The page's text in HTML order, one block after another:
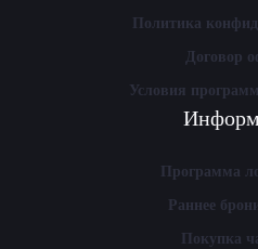
Политика
Договор
Условия
Программа
Раннее
Покупка